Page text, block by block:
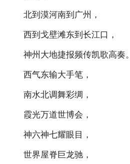
北到漠河南到广州，
西到戈壁滩东到长江口，
神州大地捷报频传凯歌高奏。
西气东输大手笔，
南水北调舞彩绸，
霞光万道世博会，
神六神七耀眼目，
世界屋脊巨龙驰，